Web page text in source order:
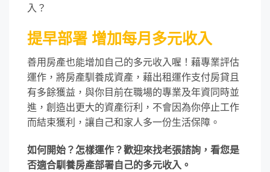
入？
提早部署 增加每月多元收入
善用房產也能增加自己的多元收入喔！藉專業評估
運作，將房產馴養成資產，藉出租運作支付房貸且
有多餘獲益，與你目前在職場的專業及年資同時並
進，創造出更大的資產衍利，不會因為你停止工作
而結束獲利，讓自己和家人多一份生活保障。
如何開始？怎樣運作？歡迎來找老張諮詢，看您是
否適合馴養房產部署自己的多元收入。